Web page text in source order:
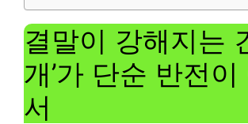
결말이 강해지는
개’가 단순 반전이
서